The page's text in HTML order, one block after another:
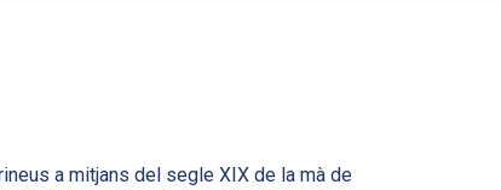
a mitjans del segle XIX de la mà de